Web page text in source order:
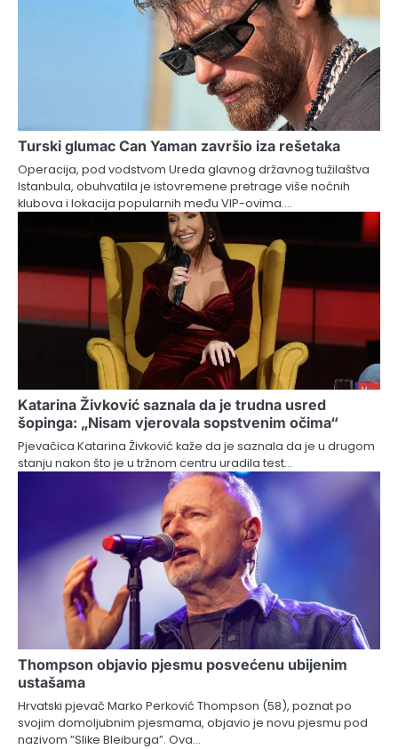
Turski glumac Can Yaman završio iza rešetaka
Operacija, pod vodstvom Ureda glavnog državnog tužilaštva
Istanbula, obuhvatila je istovremene pretrage više noćnih
klubova i lokacija popularnih među VIP-ovima.…
Katarina Živković saznala da je trudna usred
šopinga: „Nisam vjerovala sopstvenim očima“
Pjevačica Katarina Živković kaže da je saznala da je u drugom
stanju nakon što je u tržnom centru uradila test…
Thompson objavio pjesmu posvećenu ubijenim
ustašama
Hrvatski pjevač Marko Perković Thompson (58), poznat po
svojim domoljubnim pjesmama, objavio je novu pjesmu pod
nazivom ”Slike Bleiburga”. Ova…